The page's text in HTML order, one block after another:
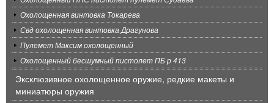
Охолощенная винтовка Токарева
Свд охолощенная винтовка Драгунова
Пулемет Максим охолощенный
Охолощенный бесшумный пистолет ПБ р 413
Эксклюзивное охолощенное оружие, редкие макеты и
миниатюры оружия